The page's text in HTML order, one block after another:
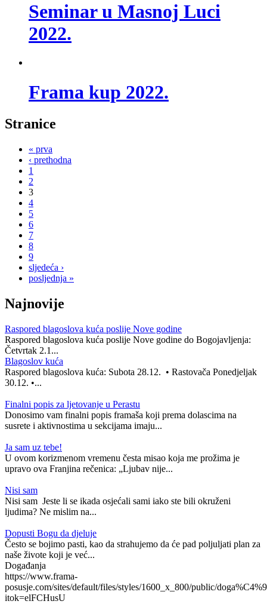
Seminar u Masnoj Luci
2022.
Frama kup 2022.
Stranice
« prva
‹ prethodna
1
2
3
4
5
6
7
8
9
sljedeća ›
posljednja »
Najnovije
Raspored blagoslova kuća poslije Nove godine
Raspored blagoslova kuća poslije Nove godine do Bogojavljenja:
Četvrtak 2.1...
Blagoslov kuća
Raspored blagoslova kuća: Subota 28.12. • Rastovača Ponedjeljak
30.12. •...
Finalni popis za ljetovanje u Perastu
Donosimo vam finalni popis framaša koji prema dolascima na
susrete i aktivnostima u sekcijama imaju...
Ja sam uz tebe!
U ovom korizmenom vremenu česta misao koja me prožima je
upravo ova Franjina rečenica: „Ljubav nije...
Nisi sam
Nisi sam Jeste li se ikada osjećali sami iako ste bili okruženi
ljudima? Ne mislim na...
Dopusti Bogu da djeluje
Često se bojimo pasti, kao da strahujemo da će pad poljuljati plan za
naše živote koji je već...
Događanja
https://www.frama-
posusje.com/sites/default/files/styles/1600_x_800/public/
itok=elFCHusU